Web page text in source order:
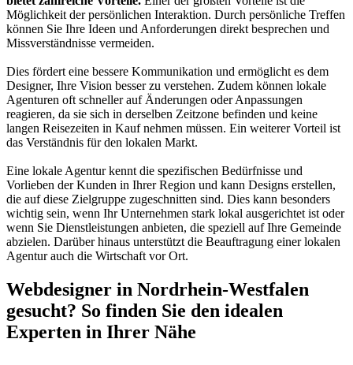
Möglichkeit der persönlichen Interaktion. Durch persönliche Treffen
können Sie Ihre Ideen und Anforderungen direkt besprechen und
Missverständnisse vermeiden.
Dies fördert eine bessere Kommunikation und ermöglicht es dem
Designer, Ihre Vision besser zu verstehen. Zudem können lokale
Agenturen oft schneller auf Änderungen oder Anpassungen
reagieren, da sie sich in derselben Zeitzone befinden und keine
langen Reisezeiten in Kauf nehmen müssen. Ein weiterer Vorteil ist
das Verständnis für den lokalen Markt.
Eine lokale Agentur kennt die spezifischen Bedürfnisse und
Vorlieben der Kunden in Ihrer Region und kann Designs erstellen,
die auf diese Zielgruppe zugeschnitten sind. Dies kann besonders
wichtig sein, wenn Ihr Unternehmen stark lokal ausgerichtet ist oder
wenn Sie Dienstleistungen anbieten, die speziell auf Ihre Gemeinde
abzielen. Darüber hinaus unterstützt die Beauftragung einer lokalen
Agentur auch die Wirtschaft vor Ort.
Webdesigner in Nordrhein-Westfalen
gesucht? So finden Sie den idealen
Experten in Ihrer Nähe